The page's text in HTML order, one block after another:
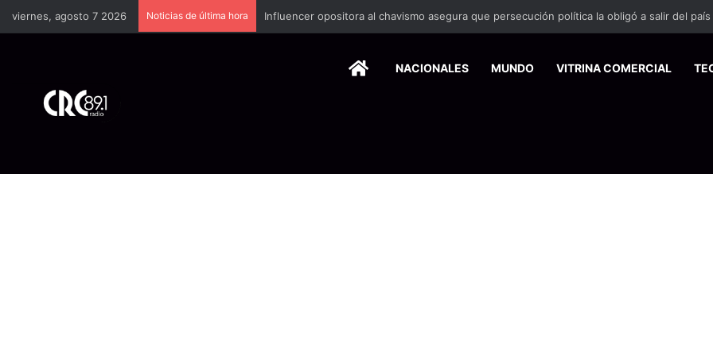
viernes, agosto 7 2026 Noticias de última hora Industria plástica se suma a la economía circular
HOMENACIONALES MUNDO VITRINA COMERCIAL